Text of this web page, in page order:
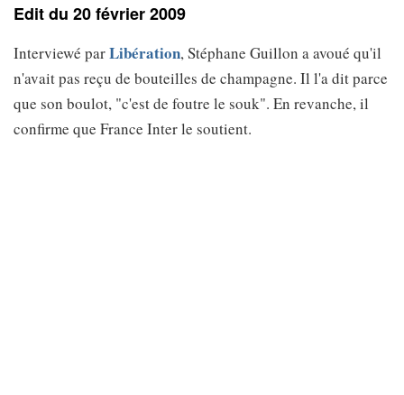
Edit du 20 février 2009
Interviewé parLibération, Stéphane Guillon a avoué qu'il
n'avait pas reçu de bouteilles de champagne. Il l'a dit parce
que son boulot, "c'est de foutre le souk". En revanche, il
confirme que France Inter le soutient.